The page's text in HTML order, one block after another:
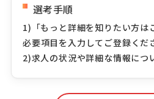
選考手順
1)「もっと詳細を知りたい方は
必要項目を入力してご登録くだ
2)求人の状況や詳細な情報につ